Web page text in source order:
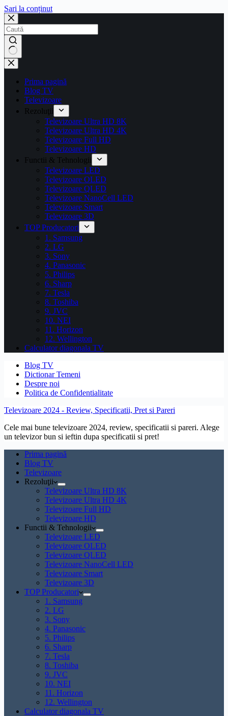
Sari la conținut
Prima pagină
Blog TV
Televizoare
Rezoluţii
Televizoare Ultra HD 8K
Televizoare Ultra HD 4K
Televizoare Full HD
Televizoare HD
Functii & Tehnologii
Televizoare LED
Televizoare OLED
Televizoare QLED
Televizoare NanoCell LED
Televizoare Smart
Televizoare 3D
TOP Producatori
1. Samsung
2. LG
3. Sony
4. Panasonic
5. Philips
6. Sharp
7. Tesla
8. Toshiba
9. JVC
10. NEI
11. Horizon
12. Wellington
Calculator diagonala TV
Blog TV
Dictionar Temeni
Despre noi
Politica de Confidentialitate
Televizoare 2024 - Review, Specificatii, Pret si Pareri
Cele mai bune televizoare 2024, review, specificatii si pareri. Alege
un televizor bun si ieftin dupa specificatii si pret!
Prima pagină
Blog TV
Televizoare
Rezoluţii
Televizoare Ultra HD 8K
Televizoare Ultra HD 4K
Televizoare Full HD
Televizoare HD
Functii & Tehnologii
Televizoare LED
Televizoare OLED
Televizoare QLED
Televizoare NanoCell LED
Televizoare Smart
Televizoare 3D
TOP Producatori
1. Samsung
2. LG
3. Sony
4. Panasonic
5. Philips
6. Sharp
7. Tesla
8. Toshiba
9. JVC
10. NEI
11. Horizon
12. Wellington
Calculator diagonala TV